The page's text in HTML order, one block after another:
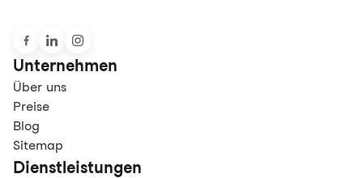
Unternehmen
Über uns
Preise
Blog
Sitemap
Dienstleistungen